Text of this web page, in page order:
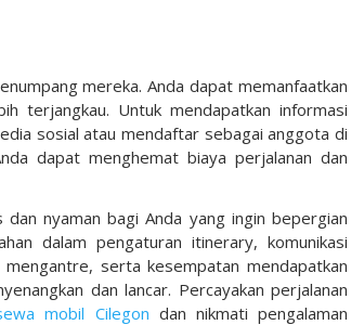
mereka. Anda dapat memanfaatkan
terjangkau. Untuk mendapatkan informasi
sosial atau mendaftar sebagai anggota di
dapat menghemat biaya perjalanan dan
nyaman bagi Anda yang ingin bepergian
dalam pengaturan itinerary, komunikasi
serta kesempatan mendapatkan
dan lancar. Percayakan perjalanan
mobil Cilegon dan nikmati pengalaman